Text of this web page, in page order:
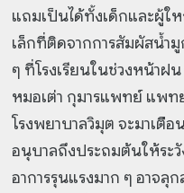
แถมเป็นได้ทั้งเด็กและผู้
เล็กที่ติดจากการสัมผัสน้ำ
ๆ ที่โรงเรียนในช่วงหน้าฝ
หมอเต่า กุมารแพทย์ แพท
โรงพยาบาลวิมุต จะมาเ
อนุบาลถึงประถมต้นให้ระวั
อาการรุนแรงมาก ๆ อาจลุ